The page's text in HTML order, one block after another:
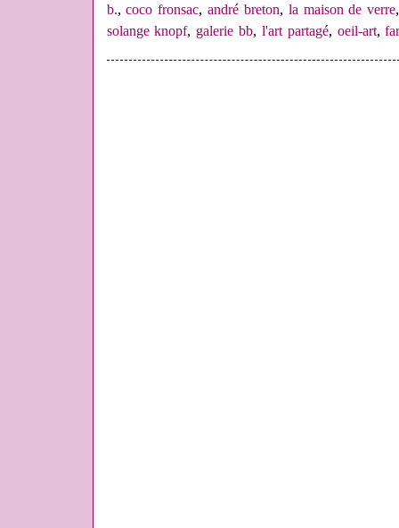
b.,coco fronsac,andré breton, la maison de verre
solange knopf, galerie bb, l'art partagé, oeil-art,